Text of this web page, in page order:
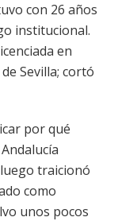
con 26 años
institucional.
en
Sevilla; cortó
por qué
traicionó
como
unos pocos